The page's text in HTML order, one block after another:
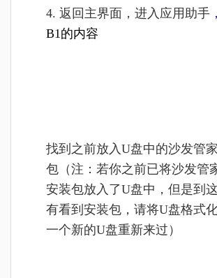
4. 返回主界面，进入 应用助手 ，
B1的内容
找到之前放入U盘中的沙发管
包（注：若你之前已将沙发管
安装包放入了U盘中，但是到
有看到安装包，请将U盘格式
一个新的U盘重新来过 ）